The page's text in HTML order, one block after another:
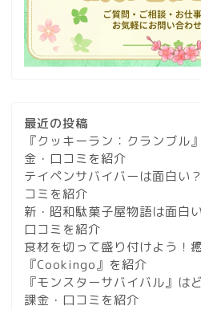
最近の投稿
『クッキーラン：クランブル
金・口コミを紹介
テイペンサバイバーは面白い
コミを紹介
新・昭和駄菓子屋物語は面白
口コミを紹介
食材を切って盛り付けよう！
『Cookingo』を紹介
『モンスターサバイバル』は
課金・口コミを紹介